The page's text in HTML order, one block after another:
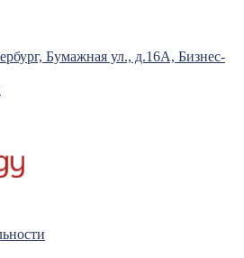
Бумажная ул., д.16А, Бизнес-